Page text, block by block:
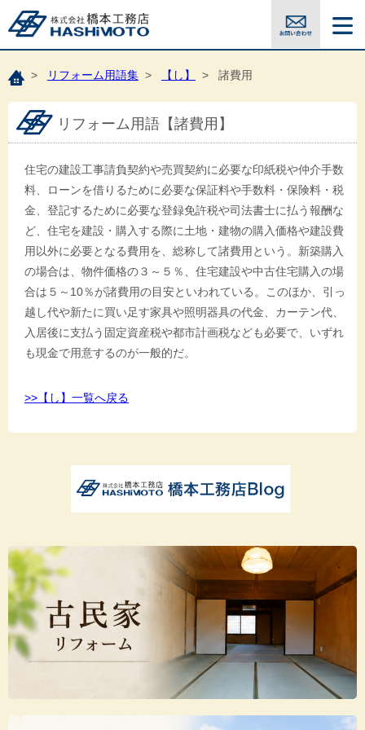
> リフォーム用語集 > 【し】 > 諸費用
リフォーム用語【諸費用】
住宅の建設工事請負契約や売買契約に必要な印紙税や仲介手数
料、ローンを借りるために必要な保証料や手数料・保険料・税
金、登記するために必要な登録免許税や司法書士に払う報酬な
ど、住宅を建設・購入する際に土地・建物の購入価格や建設費
用以外に必要となる費用を、総称して諸費用という。新築購入
の場合は、物件価格の３～５％、住宅建設や中古住宅購入の場
合は５～10％が諸費用の目安といわれている。このほか、引っ
越し代や新たに買い足す家具や照明器具の代金、カーテン代、
入居後に支払う固定資産税や都市計画税なども必要で、いずれ
も現金で用意するのが一般的だ。
>>【し】一覧へ戻る